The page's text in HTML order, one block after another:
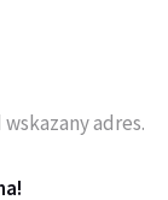
adres.